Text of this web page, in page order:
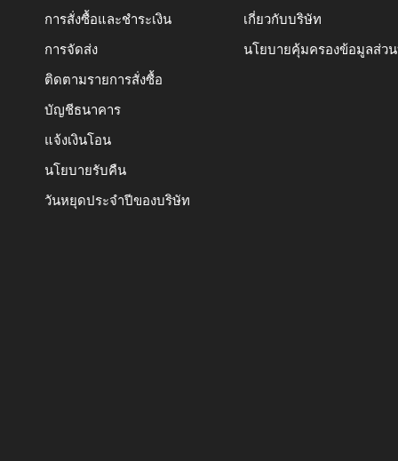
การสั่งซื้อและชำระเงิน
การจัดส่ง
ติดตามรายการสั่งซื้อ
บัญชีธนาคาร
แจ้งเงินโอน
นโยบายรับคืน
วันหยุดประจำปีของบริษัท
เกี่ยวกับบริษัท
นโยบายคุ้มครองข้อมูลส่ว